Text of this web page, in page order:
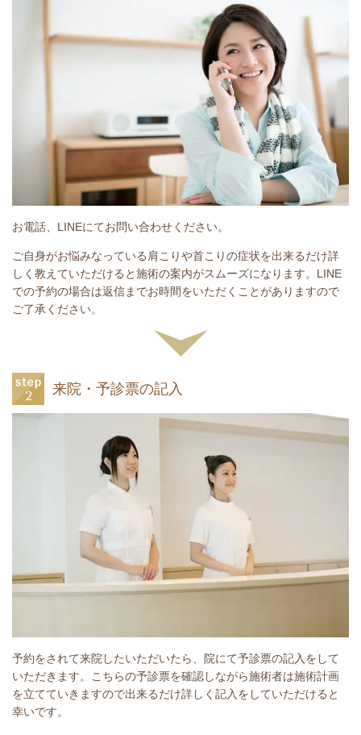
お電話、LINEにてお問い合わせください。
ご自身がお悩みなっている肩こりや首こりの症状を出来るだけ詳
しく教えていただけると施術の案内がスムーズになります。LINE
での予約の場合は返信までお時間をいただくことがありますので
ご了承ください。
来院・予診票の記入
予約をされて来院したいただいたら、院にて予診票の記入をして
いただきます。こちらの予診票を確認しながら施術者は施術計画
を立てていきますので出来るだけ詳しく記入をしていただけると
幸いです。